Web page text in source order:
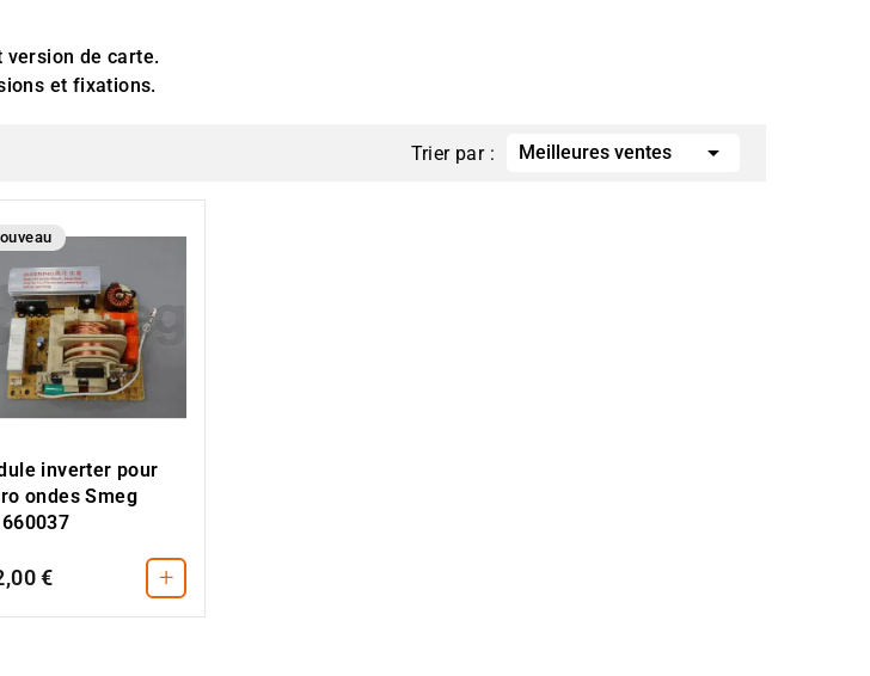
version de carte.
et fixations.
Trier par : Meilleures ventes 
inverter pour
ondes Smeg
€ +